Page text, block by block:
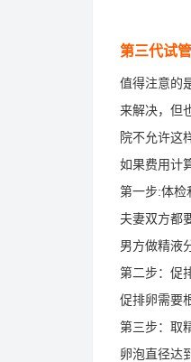
第三代试
值得注意的
来解决，但
院不允许这
如果费用计
第一步:体检
夫妻双方都
男方做精液
第二步：促
促排卵需要
第三步：取
卵泡直径达